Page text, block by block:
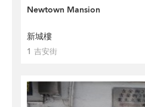
Newtown Mansion
新城樓
1 吉安街